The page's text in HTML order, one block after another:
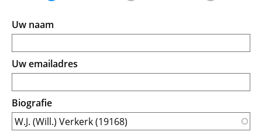
Uw naam
Uw emailadres
Biografie